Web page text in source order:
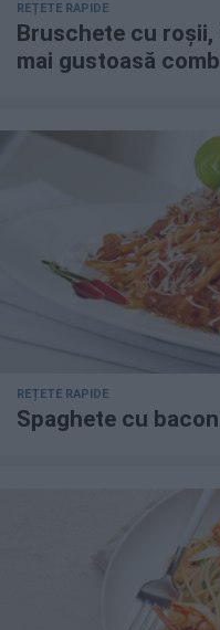
REȚETE RAPIDE
Bruschete cu
mai gustoasă
REȚETE RAPIDE
Spaghete cu